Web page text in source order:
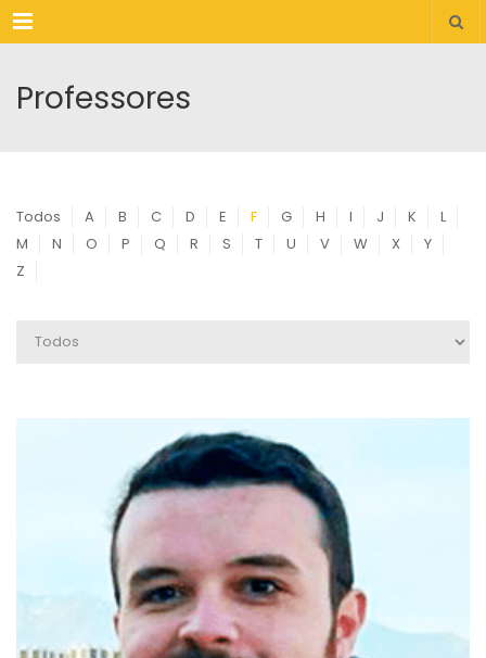
Menu
Professores
Todos A B C D E F G H I J K
L
M
N O P Q R S T U V W X
Y
Z